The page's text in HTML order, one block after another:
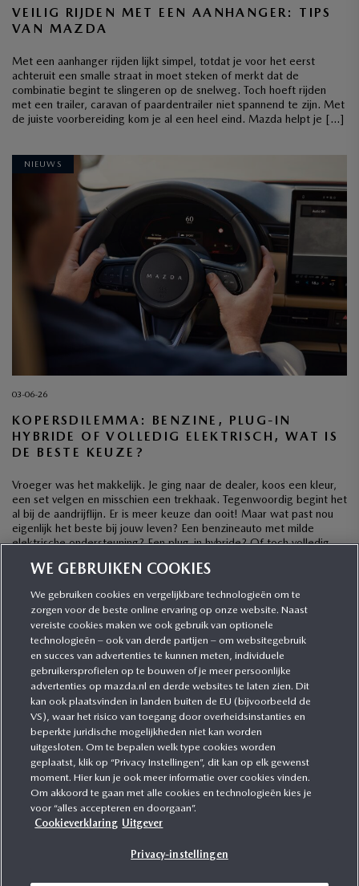
VEILIG RIJDEN MET EEN AANHANGER: TIPS
VAN MAZDA
Met een aanhanger rijden lijkt simpel, totdat je voor het eerst
achteruit een smalle straat in moet steken of merkt dat de
combinatie begint te slingeren op de snelweg. Toch hoeft rijden
met een trailer, caravan of paardentrailer niet spannend te zijn. Met
de juiste voorbereiding kom je al een heel eind. Mazda helpt je […]
NIEUWS
03-06-26
KOPERSDILEMMA: BENZINE, PLUG-IN
HYBRIDE OF VOLLEDIG ELEKTRISCH, WAT IS
DE BESTE KEUZE?
Vroeger was het makkelijk. Je ging naar de dealer, koos een kleur,
een set velgen en misschien een trekhaak. Tegenwoordig begint het
al bij de aandrijflijn. Er is meer keuze dan ooit! Maar wat past nou
eigenlijk het beste bij jouw leven? Een benzineauto met milde
elektrische ondersteuning? Een plug-in hybride? Of toch volledig
CATEGORIEËN
MEER INFORMATIE
MEER ERVAREN
WE GEBRUIKEN COOKIES
We gebruiken cookies en vergelijkbare technologieën om te
zorgen voor de beste online ervaring op onze website. Naast
vereiste cookies maken we ook gebruik van optionele
technologieën – ook van derde partijen – om websitegebruik
en succes van advertenties te kunnen meten, individuele
gebruikersprofielen op te bouwen of je meer persoonlijke
advertenties op mazda.nl en derde websites te laten zien. Dit
kan ook plaatsvinden in landen buiten de EU (bijvoorbeeld de
VS), waar het risico van toegang door overheidsinstanties en
beperkte juridische mogelijkheden niet kan worden
uitgesloten. Om te bepalen welk type cookies worden
geplaatst, klik op “Privacy Instellingen”, dit kan op elk gewenst
moment. Hier kun je ook meer informatie over cookies vinden.
Om akkoord te gaan met alle cookies en technologieën kies je
voor “alles accepteren en doorgaan”.
Cookieverklaring Uitgever
Privacy-instellingen